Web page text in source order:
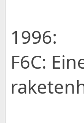
1996:
F6C: